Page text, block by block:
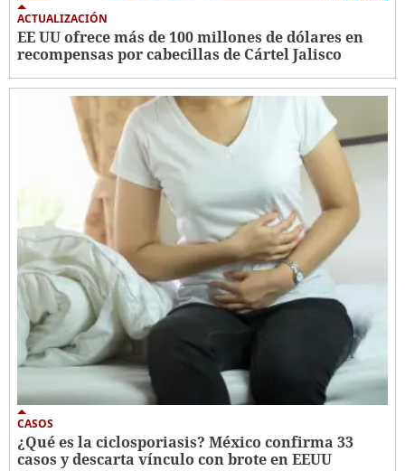
ACTUALIZACIÓN
EE UU ofrece más de 100 millones de dólares en
recompensas por cabecillas de Cártel Jalisco
CASOS
¿Qué es la ciclosporiasis? México confirma 33
casos y descarta vínculo con brote en EEUU